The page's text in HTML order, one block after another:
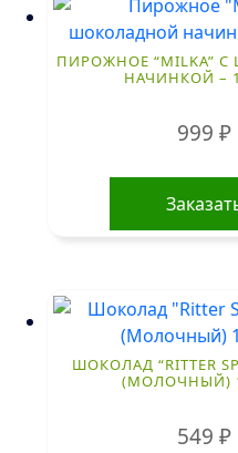
ПИРОЖНОЕ “MILKA”
НАЧИНКОЙ –
999₽
ШОКОЛАД “RITTER
(МОЛОЧНЫЙ)
549₽